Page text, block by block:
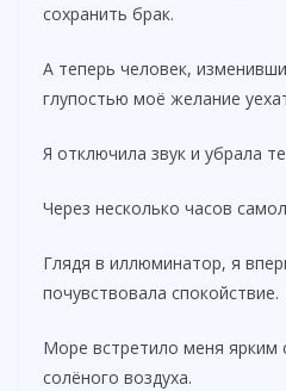
сохранить брак.
А теперь человек,
глупостью моё желание
Я отключила звук и убрала
Через несколько часов
Глядя в иллюминатор, я
почувствовала спокойствие.
Море встретило меня ярким
солёного воздуха.